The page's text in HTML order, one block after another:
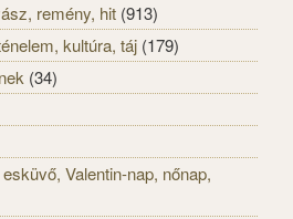
remény, hit (913)
kultúra, táj (179)
(34)
Valentin-nap, nőnap,